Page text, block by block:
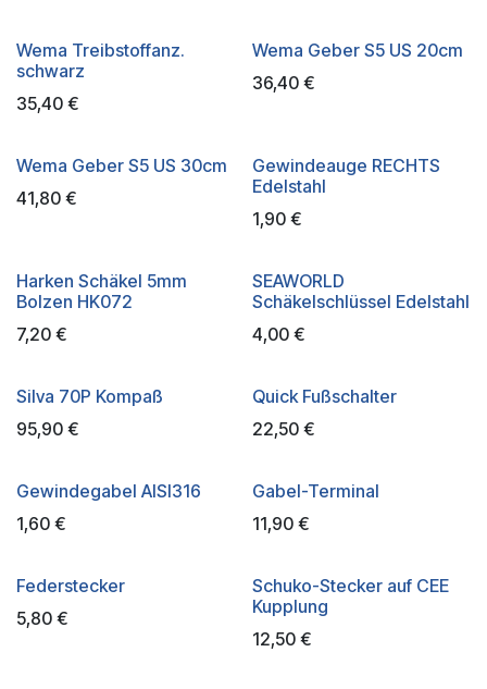
Wema Treibstoffanz.
schwarz
35,40 €
Wema Geber S5 US 20cm
36,40€
Wema Geber S5 US 30cm
41,80 €
Gewindeauge RECHTS
Edelstahl
1,90€
Harken Schäkel 5mm
Bolzen HK072
7,20 €
SEAWORLD
Schäkelschlüssel Edelstahl
4,00€
Silva 70P Kompaß
95,90 €
Quick Fußschalter
22,50€
Gewindegabel AISI316
1,60 €
Gabel-Terminal
11,90€
Federstecker
5,80 €
Schuko-Stecker auf CEE
Kupplung
12,50€